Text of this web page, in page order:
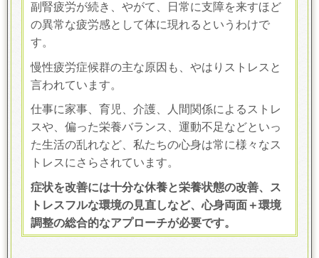
副腎疲労が続き、やがて、日常に支障を来すほど
の異常な疲労感として体に現れるというわけで
す。
慢性疲労症候群の主な原因も、やはりストレスと
言われています。
仕事に家事、育児、介護、人間関係によるストレ
スや、偏った栄養バランス、運動不足などといっ
た生活の乱れなど、私たちの心身は常に様々なス
トレスにさらされています。
症状を改善には十分な休養と栄養状態の改善、ス
トレスフルな環境の見直しなど、心身両面＋環境
調整の総合的なアプローチが必要です。